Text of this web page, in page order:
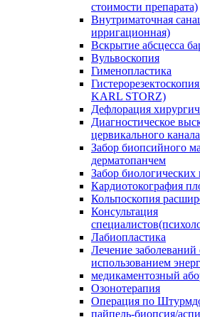
стоимости препарата)
Внутриматочная
ирригационная)
Вскрытие абсцесса
Вульвоскопия
Гименопластика
KARL STORZ)
Дефлорация
Диагностическое
цервикального канала
Забор биопсийного
дерматопанчем
Забор биологических
Кардиотокография
Кольпоскопия
Консультация
Лабиопластика
Лечение
использованием
медикаментозный
Озонотерапия
Операция по
пайпель-биопсия/